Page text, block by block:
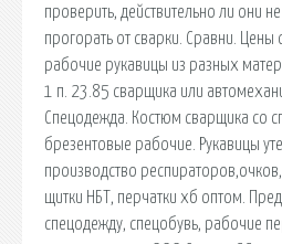
проверить, действительно ли они
прогорать от сварки. Сравни.
рабочие рукавицы из разных
1 п. 23.85 сварщика или
Спецодежда. Костюм сварщика со
брезентовые рабочие. Рукавицы
производство
щитки НБТ, перчатки хб оптом.
спецодежду, спецобувь, рабочие